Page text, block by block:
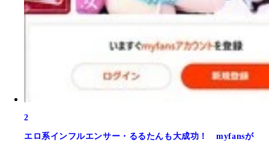
2
エロ系インフルエンサー・るるたんも大成功！ myfansが